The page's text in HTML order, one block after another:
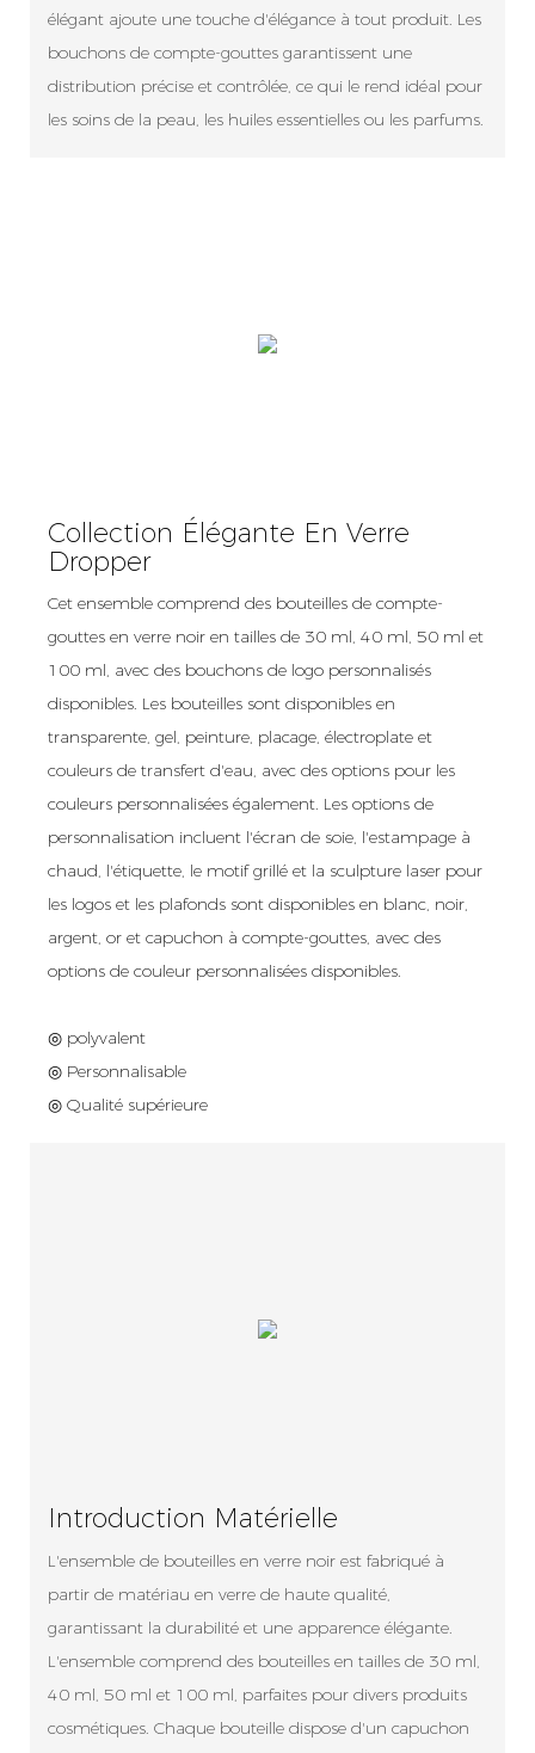
élégant ajoute une touche d'élégance à tout produit. Les
bouchons de compte-gouttes garantissent une
distribution précise et contrôlée, ce qui le rend idéal pour
les soins de la peau, les huiles essentielles ou les parfums.
Collection Élégante En Verre
Dropper
Cet ensemble comprend des bouteilles de compte-
gouttes en verre noir en tailles de 30 ml, 40 ml, 50 ml et
100 ml, avec des bouchons de logo personnalisés
disponibles. Les bouteilles sont disponibles en
transparente, gel, peinture, placage, électroplate et
couleurs de transfert d'eau, avec des options pour les
couleurs personnalisées également. Les options de
personnalisation incluent l'écran de soie, l'estampage à
chaud, l'étiquette, le motif grillé et la sculpture laser pour
les logos et les plafonds sont disponibles en blanc, noir,
argent, or et capuchon à compte-gouttes, avec des
options de couleur personnalisées disponibles.
◎ polyvalent
◎ Personnalisable
◎ Qualité supérieure
Introduction Matérielle
L'ensemble de bouteilles en verre noir est fabriqué à
partir de matériau en verre de haute qualité,
garantissant la durabilité et une apparence élégante.
L'ensemble comprend des bouteilles en tailles de 30 ml,
40 ml, 50 ml et 100 ml, parfaites pour divers produits
cosmétiques. Chaque bouteille dispose d'un capuchon